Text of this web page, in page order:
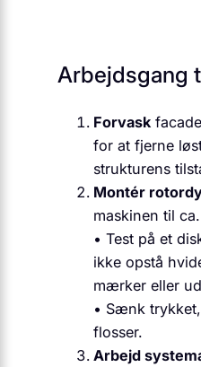
Arbejdsgang
Forvask
for at fjerne
strukturens
Montér
maskinen til
• Test på et
ikke opstå
mærker eller
• Sænk
flosser.
Arbejd